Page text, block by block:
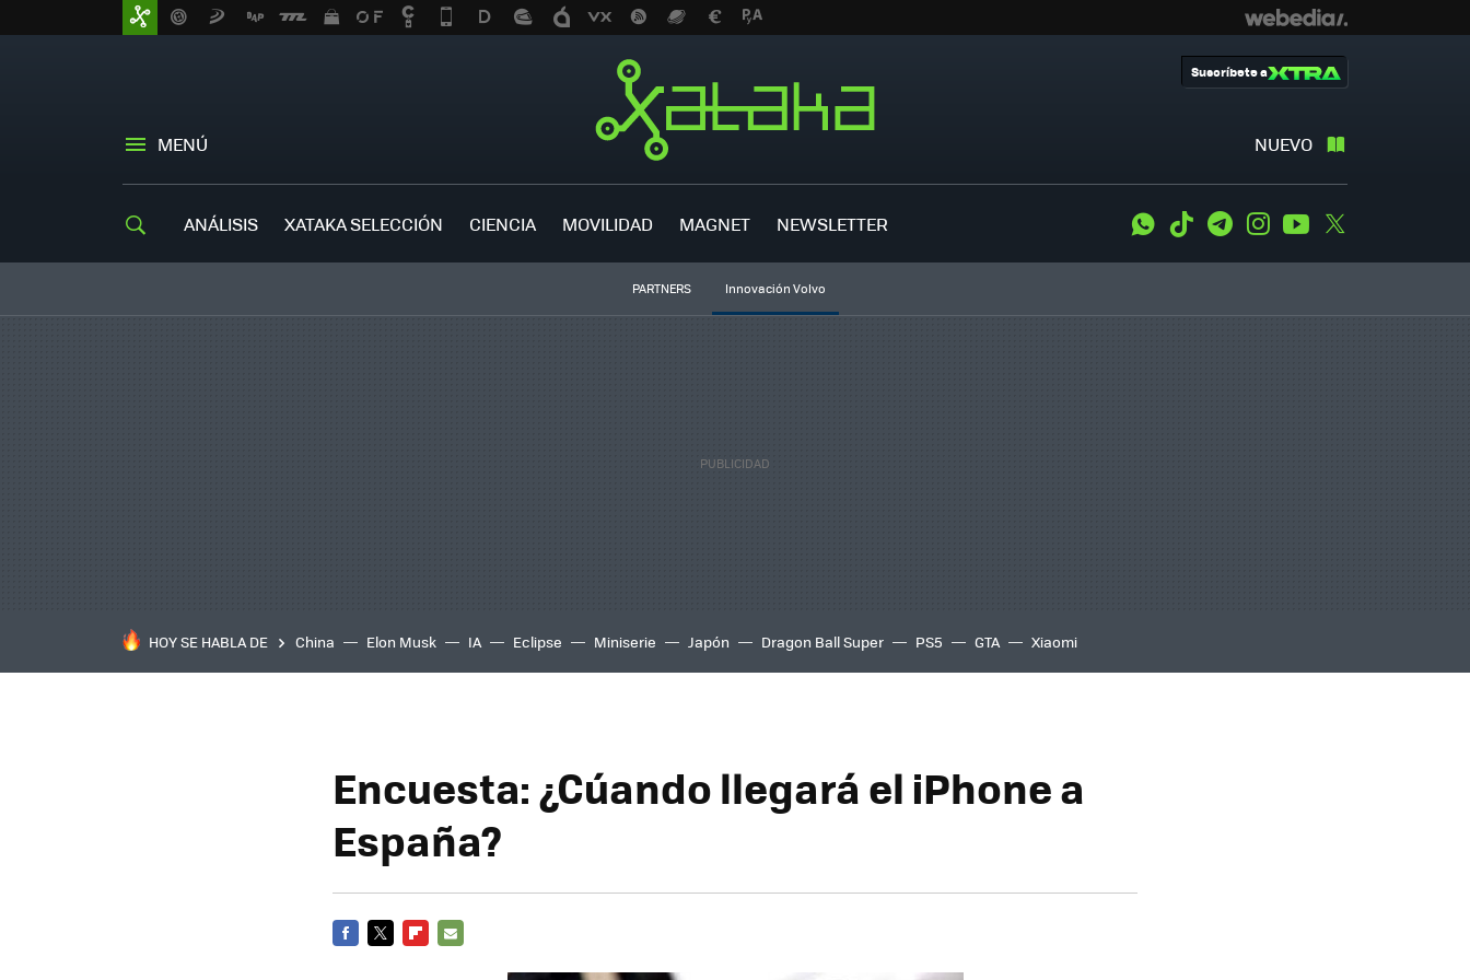
MENÚ NUEVO
Suscríbete a
ANÁLISIS XATAKA SELECCIÓN CIENCIA MOVILIDAD MAGNET NEWSLETTER WhatsApp
Tiktok TelegramInstagramYoutube
PARTNERS Innovación Volvo
HOY SE HABLA DE China Elon Musk IA Eclipse Miniserie Japón Dragon Ball Super PS5 GTA Xiaomi
Encuesta: ¿Cúando llegará el iPhone a
España?